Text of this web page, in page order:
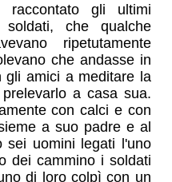
gli ultimi
che qualche
ripetutamente
che andasse in
gli amici a meditare la
a casa sua.
con calci e con
a suo padre e al
sei uomini legati l'uno
dei cammino i soldati
di loro colpì con un